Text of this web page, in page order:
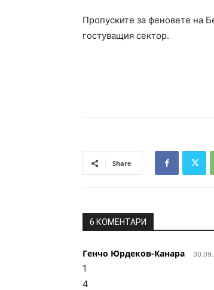
Пропуските за феновете на
гостуващия сектор.
Share
6 КОМЕНТАРИ
Генчо Юрдеков-Канара
1
4